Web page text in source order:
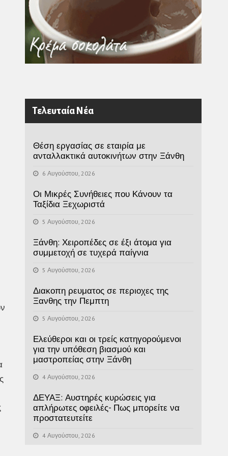
Τελευταία Νέα
Θέση εργασίας σε εταιρία με
ανταλλακτικά αυτοκινήτων στην Ξάνθη
6 Αυγούστου, 2026
Οι Μικρές Συνήθειες που Κάνουν τα
Ταξίδια Ξεχωριστά
5 Αυγούστου, 2026
Ξάνθη: Χειροπέδες σε έξι άτομα για
συμμετοχή σε τυχερά παίγνια
5 Αυγούστου, 2026
Διακοπη ρευματος σε περιοχες της
Ξανθης την Πεμπτη
5 Αυγούστου, 2026
Ελεύθεροι και οι τρείς κατηγορούμενοι
για την υπόθεση βιασμού και
μαστροπείας στην Ξάνθη
4 Αυγούστου, 2026
ΔΕΥΑΞ: Αυστηρές κυρώσεις για
απλήρωτες οφειλές- Πως μπορείτε να
προστατευτείτε
4 Αυγούστου, 2026